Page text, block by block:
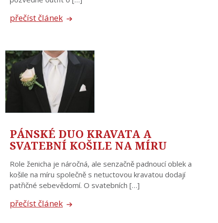
přečíst článek
PÁNSKÉ DUO KRAVATA A
SVATEBNÍ KOŠILE NA MÍRU
Role ženicha je náročná, ale senzačně padnoucí oblek a
košile na míru společně s netuctovou kravatou dodají
patřičné sebevědomí. O svatebních […]
přečíst článek